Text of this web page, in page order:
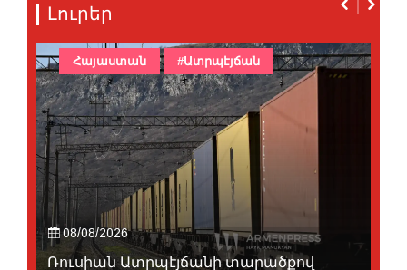
Լուրեր
08/08/2026
Ռուսիան Ատրպէյճանի տարածքով
Հայաստան #Ատրպէյճան